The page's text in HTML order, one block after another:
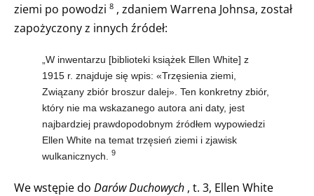
ziemi po powodzi 8 , zdaniem Warrena Johnsa, został
zapożyczony z innych źródeł:
„W inwentarzu [biblioteki książek Ellen White] z
1915 r. znajduje się wpis: «Trzęsienia ziemi,
Związany zbiór broszur dalej». Ten konkretny zbiór,
który nie ma wskazanego autora ani daty, jest
najbardziej prawdopodobnym źródłem wypowiedzi
Ellen White na temat trzęsień ziemi i zjawisk
wulkanicznych.
9
We wstępie do Darów Duchowych , t. 3, Ellen White